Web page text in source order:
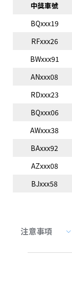
中獎車號
BQxxx19
RFxxx26
BWxxx91
ANxxx08
RDxxx23
BQxxx06
AWxxx38
BAxxx92
AZxxx08
BJxxx58
注意事項